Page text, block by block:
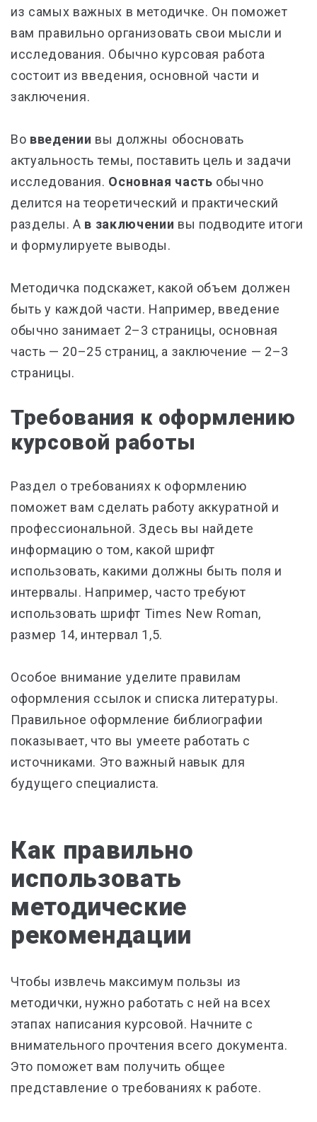
из самых важных в методичке. Он поможет
вам правильно организовать свои мысли и
исследования. Обычно курсовая работа
состоит из введения, основной части и
заключения.
Во введении вы должны обосновать
актуальность темы, поставить цель и задачи
исследования. Основная часть обычно
делится на теоретический и практический
разделы. А в заключении вы подводите итоги
и формулируете выводы.
Методичка подскажет, какой объем должен
быть у каждой части. Например, введение
обычно занимает 2–3 страницы, основная
часть — 20–25 страниц, а заключение — 2–3
страницы.
Требования к оформлению
курсовой работы
Раздел о требованиях к оформлению
поможет вам сделать работу аккуратной и
профессиональной. Здесь вы найдете
информацию о том, какой шрифт
использовать, какими должны быть поля и
интервалы. Например, часто требуют
использовать шрифт Times New Roman,
размер 14, интервал 1,5.
Особое внимание уделите правилам
оформления ссылок и списка литературы.
Правильное оформление библиографии
показывает, что вы умеете работать с
источниками. Это важный навык для
будущего специалиста.
Как правильно
использовать
методические
рекомендации
Чтобы извлечь максимум пользы из
методички, нужно работать с ней на всех
этапах написания курсовой. Начните с
внимательного прочтения всего документа.
Это поможет вам получить общее
представление о требованиях к работе.